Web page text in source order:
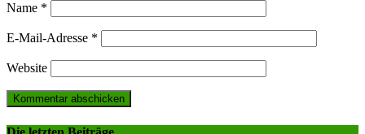
Name *
E-Mail-Adresse *
Website